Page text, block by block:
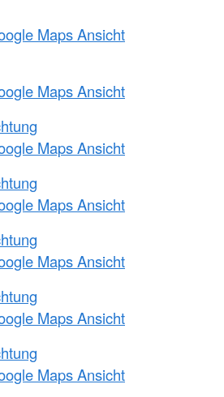
Maps Ansicht
Maps Ansicht
Maps Ansicht
Maps Ansicht
Maps Ansicht
Maps Ansicht
Maps Ansicht